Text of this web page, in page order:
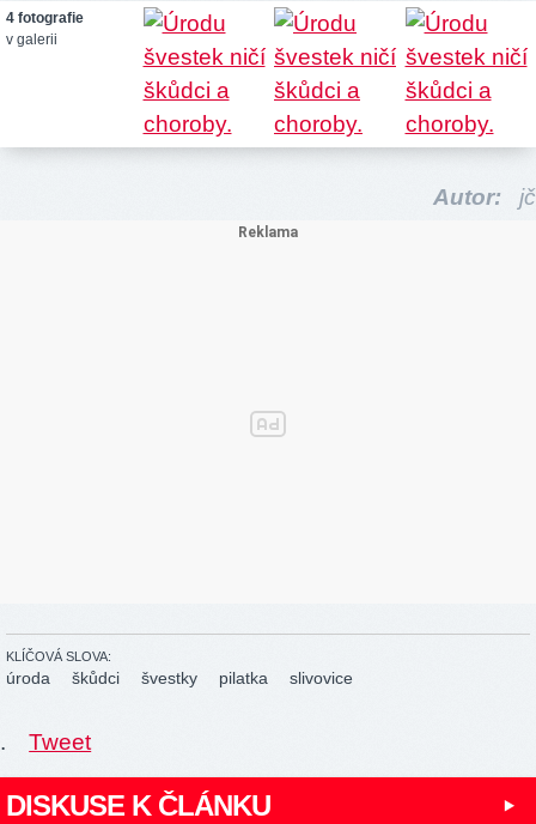
4 fotografie
v galerii
Autor: jč
KLÍČOVÁ SLOVA:
úroda škůdci švestky pilatka slivovice
. Tweet
DISKUSE K ČLÁNKU